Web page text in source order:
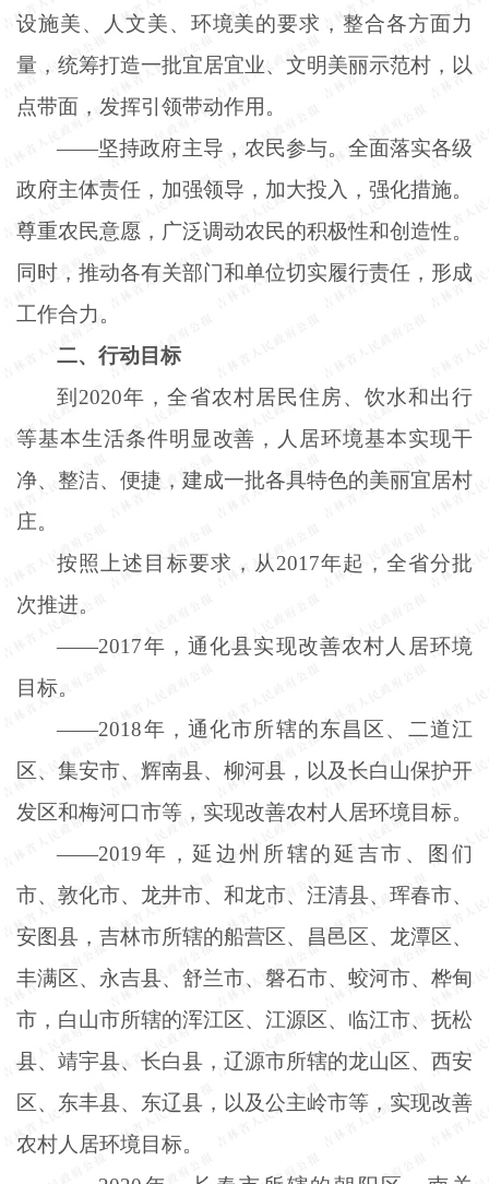
设施美、人文美、环境美的要求，整合各方面力
量，统筹打造一批宜居宜业、文明美丽示范村，以
点带面，发挥引领带动作用。
——坚持政府主导，农民参与。全面落实各级
政府主体责任，加强领导，加大投入，强化措施。
尊重农民意愿，广泛调动农民的积极性和创造性。
同时，推动各有关部门和单位切实履行责任，形成
工作合力。
二、行动目标
到 2020年，全省农村居民住房、饮水和出行
等基本生活条件明显改善，人居环境基本实现干
净、整洁、便捷，建成一批各具特色的美丽宜居村
庄。
按照上述目标要求，从2017年起，全省分批
次推进。
——2017年，通化县实现改善农村人居环境
目标。
——2018年，通化市所辖的东昌区、二道江
区、集安市、辉南县、柳河县，以及长白山保护开
发区和梅河口市等，实现改善农村人居环境目标。
——2019年，延边州所辖的延吉市、图们
市、敦化市、龙井市、和龙市、汪清县、珲春市、
安图县，吉林市所辖的船营区、昌邑区、龙潭区、
丰满区、永吉县、舒兰市、磐石市、蛟河市、桦甸
市，白山市所辖的浑江区、江源区、临江市、抚松
县、靖宇县、长白县，辽源市所辖的龙山区、西安
区、东丰县、东辽县，以及公主岭市等，实现改善
农村人居环境目标。